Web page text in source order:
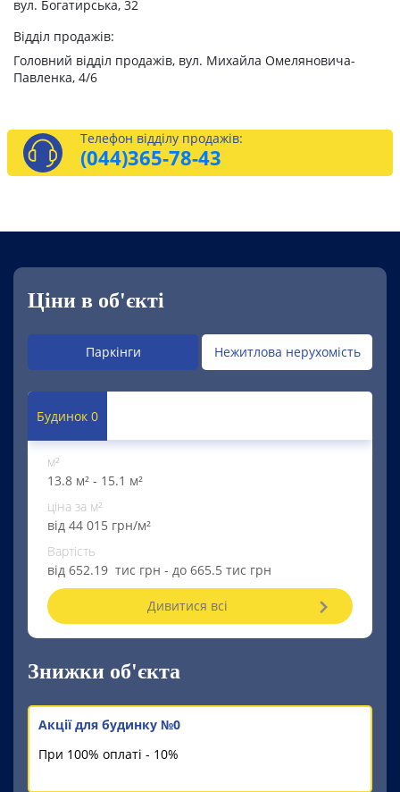
вул. Богатирська, 32
Відділ продажів:
Головний відділ продажів, вул. Михайла Омеляновича-
Павленка, 4/6
Телефон відділу продажів:
(044)365-78-43
Ціни в об'єкті
Паркінги Нежитлова нерухомість
Будинок 0
м²
13.8 м² - 15.1 м²
ціна за м²
від 44 015 грн/м²
Вартість
від 652.19 тис грн - до 665.5 тис грн
Дивитися всі
Знижки об'єкта
Акції для будинку №0
При 100% оплаті - 10%